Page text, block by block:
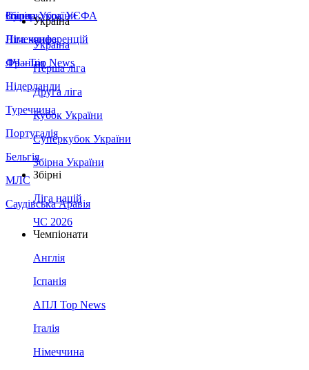
Збірна України
Італія
Німеччина
Франція
Нідерланди
Туреччина
Португалія
Бельгія
МЛС
Саудівська Аравія
Суперкубок УЄФА
Ліга конференцій
ЛЧ - Top News
Україна
Україна
Перша ліга
Друга ліга
Кубок України
Суперкубок України
Збірна України
Збірні
Ліга націй
ЧС 2026
Чемпіонати
Англія
Іспанія
АПЛ Top News
Італія
Німеччина